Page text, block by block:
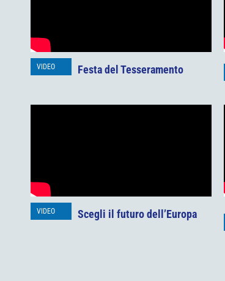
VIDEO Festa del Tesseramento
VIDEO Scegli il futuro dell’Europa